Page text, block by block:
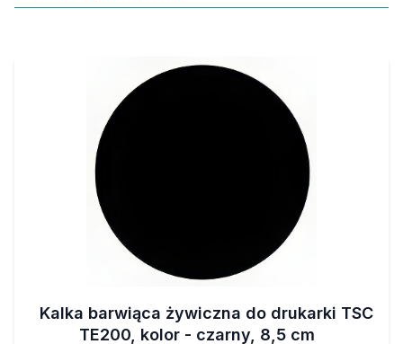
Kalka barwiąca żywiczna do drukarki TSC
TE200, kolor - czarny, 8,5 cm